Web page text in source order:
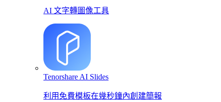
AI 文字轉圖像工具
Tenorshare AI Slides
利用免費模板在幾秒鐘內創建簡報